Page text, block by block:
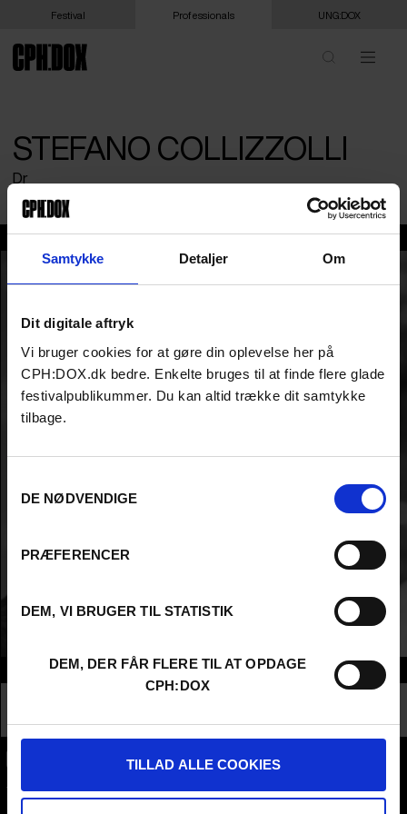
Samtykke Detaljer Om
Dit digitale aftryk
Vi bruger cookies for at gøre din oplevelse her på
CPH:DOX.dk bedre. Enkelte bruges til at finde flere glade
festivalpublikummer. Du kan altid trække dit samtykke
tilbage.
DE NØDVENDIGE
PRÆFERENCER
DEM, VI BRUGER TIL STATISTIK
DEM, DER FÅR FLERE TIL AT OPDAGE
CPH:DOX
TILLAD ALLE COOKIES
Festival Professionals UNG:DOX
STEFANO COLLIZZOLLI
Dr
stefano collizzolli
Flæsketorvet 60, 3s